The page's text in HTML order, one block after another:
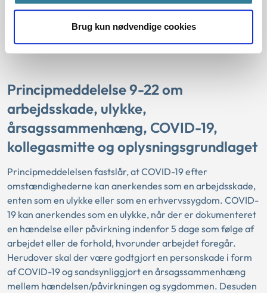
Brug kun nødvendige cookies
direkte forbindelse til arbejdet, eller færden der har en
nødvendig eller naturlig forbindelse til arbejdet. Sådanne
skader kan efter en samlet bevisvurdering være omfattet
Principmeddelelse 9-22 om
arbejdsskade, ulykke,
årsagssammenhæng, COVID-19,
kollegasmitte og oplysningsgrundlaget
Principmeddelelsen fastslår, at COVID-19 efter
omstændighederne kan anerkendes som en arbejdsskade,
enten som en ulykke eller som en erhvervssygdom. COVID-
19 kan anerkendes som en ulykke, når der er dokumenteret
en hændelse eller påvirkning indenfor 5 dage som følge af
arbejdet eller de forhold, hvorunder arbejdet foregår.
Herudover skal der være godtgjort en personskade i form
af COVID-19 og sandsynliggjort en årsagssammenhæng
mellem hændelsen/påvirkningen og sygdommen. Desuden